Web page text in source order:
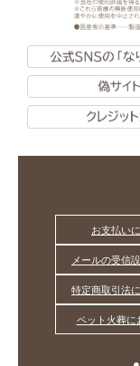
お支払い
メールの受信
特定商取引法
ペット火葬に